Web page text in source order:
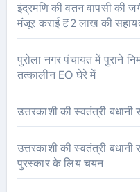
इंद्रमणि की वतन वापसी की
मंजूर कराई ₹2 लाख की
पुरोला नगर पंचायत में पुराने
तत्कालीन EO घेरे में
उत्तरकाशी की स्वतंत्री
उत्तरकाशी की स्वतंत्री
पुरस्कार के लिय चयन